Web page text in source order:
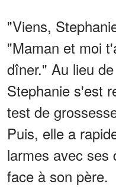
"Viens,
"Maman et moi
dîner." Au lieu
Stephanie s'est
test de
Puis, elle a
larmes avec ses
face à son père.